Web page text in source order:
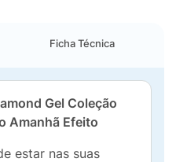
Ficha Técnica
Gel Coleção
Amanhã Efeito
estar nas suas